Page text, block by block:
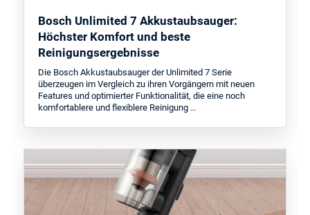
Bosch Unlimited 7 Akkustaubsauger:
Höchster Komfort und beste
Reinigungsergebnisse
Die Bosch Akkustaubsauger der Unlimited 7 Serie
überzeugen im Vergleich zu ihren Vorgängern mit neuen
Features und optimierter Funktionalität, die eine noch
komfortablere und flexiblere Reinigung …